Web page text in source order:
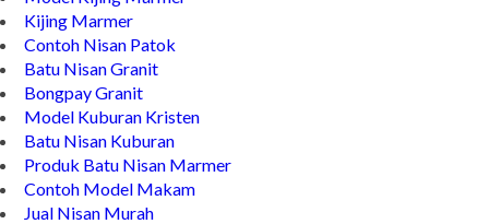
Kijing Marmer
Contoh Nisan Patok
Batu Nisan Granit
Bongpay Granit
Model Kuburan Kristen
Batu Nisan Kuburan
Produk Batu Nisan Marmer
Contoh Model Makam
Jual Nisan Murah